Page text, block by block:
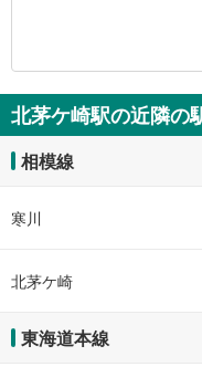
北茅ケ崎駅の近隣の
相模線
寒川
北茅ケ崎
東海道本線